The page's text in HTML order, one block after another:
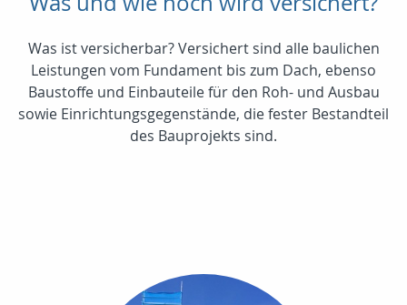
Was ist versicherbar? Versichert sind alle baulichen
Leistungen vom Fundament bis zum Dach, ebenso
Baustoffe und Einbauteile für den Roh- und Ausbau
sowie Einrichtungsgegenstände, die fester Bestandteil
des Bauprojekts sind.